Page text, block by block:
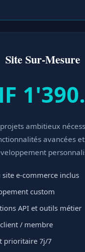
Site Sur-Mesure
ambitieux
avancées
site e-commerce inclus
custom
API et outils métier
client / membre
prioritaire 7j/7